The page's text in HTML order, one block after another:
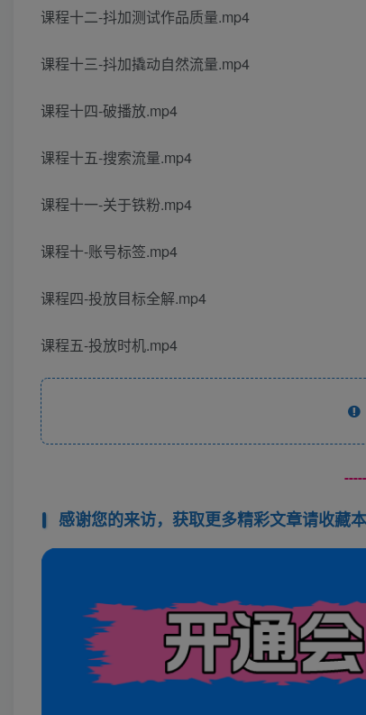
课程十二-抖加测试作品质量.mp4
课程十三-抖加撬动自然流量.mp4
课程十四-破播放.mp4
课程十五-搜索流量.mp4
课程十一-关于铁粉.mp4
课程十-账号标签.mp4
课程四-投放目标全解.mp4
课程五-投放时机.mp4
感谢您的来访，获取更多精彩文章请收藏本